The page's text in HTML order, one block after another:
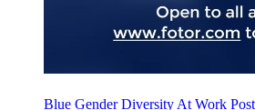
Blue Gender Diversity At Work